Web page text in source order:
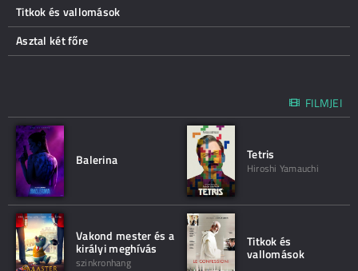
Titkok és vallomások
Asztal két főre
FILMJEI
Balerina Tetris
Hiroshi Yamauchi
Vakond mester és a
királyi meghívás
szinkronhang
Titkok és
vallomások